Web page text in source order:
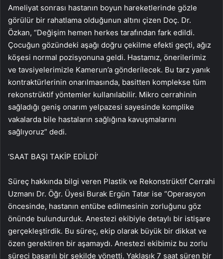
Ameliyat sonrası hastanın boyun hareketlerinde gözle
görülür bir rahatlama olduğunun altını çizen Doç. Dr.
Özkan, “Değişim hemen herkes tarafından fark edildi.
Çocuğun gözündeki aşağı doğru çekilme efekti geçti, ağız
köşesi normal pozisyonuna geldi. Hastamız, önerilerimiz
ve tavsiyelerimizle Kamerun’a gönderilecek. Bu tarz yanık
kontraktürlerinin onarılmasında, basitten komplekse tüm
rekonstrüktif yöntemler kullanılabilir. Mikro cerrahinin
sağladığı geniş onarım yelpazesi sayesinde komplike
vakalarda bile hastaların sağlığına kavuşmalarını
sağlıyoruz” dedi.
‘SAAT BAŞI TAKİP EDİLDİ’
Süreç hakkında bilgi veren Plastik ve Rekonstrüktif Cerrahi
Uzmanı Dr. Öğr. Üyesi Burak Ergün Tatar ise “Operasyon
öncesinde, hastanın entübe edilmesinin zorluğunu göz
önünde bulundurduk. Anestezi ekibiyle detaylı bir istişare
gerçekleştirdik. Bu süreç, ekip olarak büyük bir dikkat ve
özen gerektiren bir aşamaydı. Anestezi ekibimiz bu zorlu
süreci başarılı bir şekilde yönetti. Yaklaşık 7 saat süren bir